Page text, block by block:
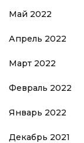
Май 2022
Апрель 2022
Март 2022
Февраль 2022
Январь 2022
Декабрь 2021